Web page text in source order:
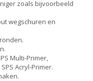
zoals bijvoorbeeld
wegschuren en
Multi-Primer,
Acryl-Primer.